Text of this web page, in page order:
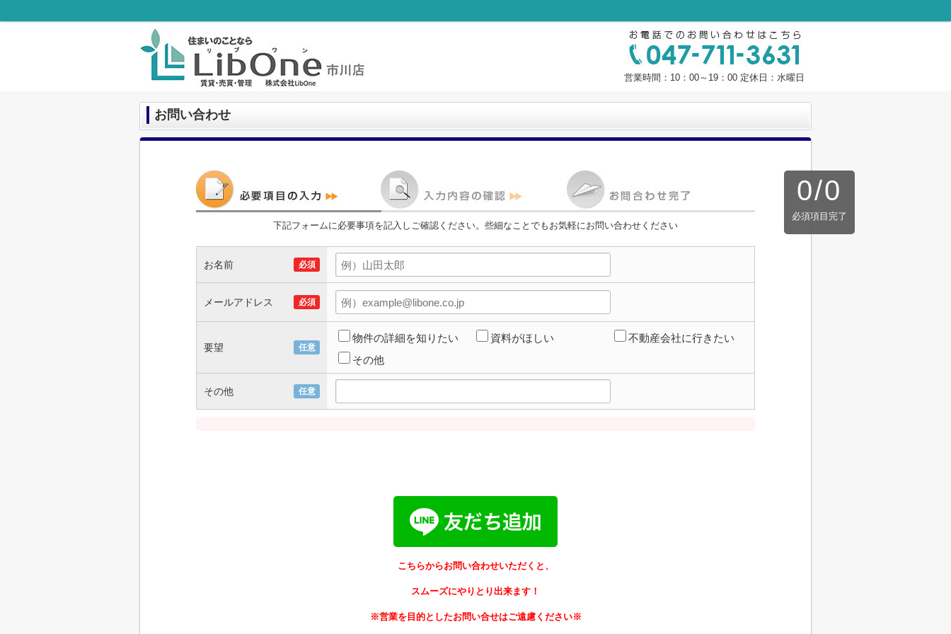
営業時間：10：00～19：00 定休日：水曜日
お問い合わせ
0/0
必須項目完了
下記フォームに必要事項を記入しご確認ください。些細なことでもお気軽にお問い合わせください
お名前 必須
メールアドレス 必須
要望 任意
物件の詳細を知りたい 資料がほしい
不動産会社に行きたい
その他
その他 任意
こちらからお問い合わせいただくと、
スムーズにやりとり出来ます！
※営業を目的としたお問い合せはご遠慮ください※